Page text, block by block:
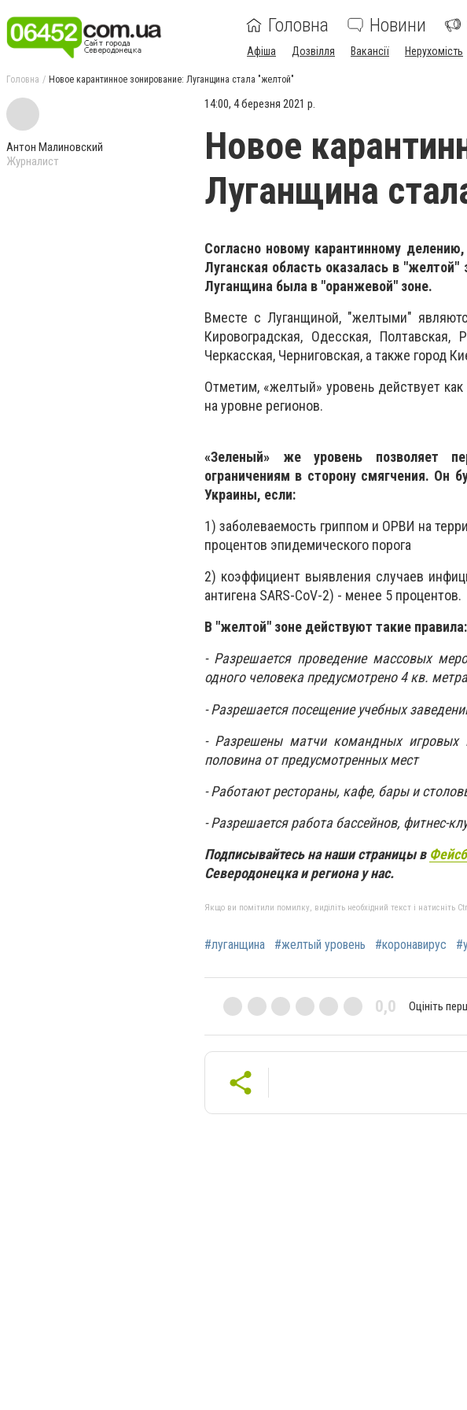
Головна Новини
Афіша Дозвілля Вакансії Нерухомість
Головна Новое карантинное зонирование: Луганщина стала "желтой"
Антон Малиновский
Журналист
14:00, 4 березня 2021 р.
Новое
Луганщина
Согласно новому карантинному
Луганская область оказалась в
Луганщина была в "оранжевой" зоне.
Вместе с Луганщиной, "желтыми"
Кировоградская, Одесская, Полтавская,
Черкасская, Черниговская, а также город
Отметим, «желтый» уровень действует
на уровне регионов.
«Зеленый» же уровень позволяет
ограничениям в сторону смягчения. Он
Украины, если:
1) заболеваемость гриппом и ОРВИ на
процентов эпидемического порога
2) коэффициент выявления случаев
антигена SARS-CoV-2) - менее 5 процентов.
В "желтой" зоне действуют такие правила:
- Разрешается проведение массовых
одного человека предусмотрено 4 кв.
- Разрешается посещение учебных
- Разрешены матчи командных игровых
половина от предусмотренных мест
- Работают рестораны, кафе, бары и
- Разрешается работа бассейнов, фитнес-
Подписывайтесь на наши страницы в
Северодонецка и региона у нас.
Якщо ви помітили помилку, виділіть необхідний текст і натисніть
#луганщина #желтый уровень #коронавирус
0,0 Оцініть